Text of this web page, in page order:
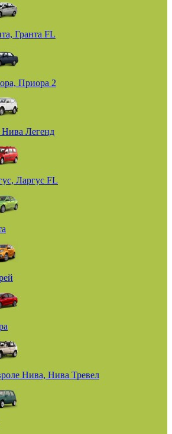
Гранта FL
Приора 2
Нива Легенд
Ларгус FL
Нива, Нива Тревел